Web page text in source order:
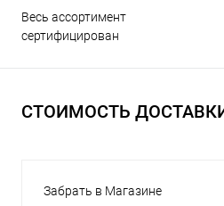
Весь ассортимент
сертифицирован
СТОИМОСТЬ
Забрать в Магазине